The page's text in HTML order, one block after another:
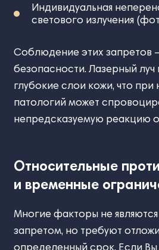
Индивидуальная
светового излучения
Соблюдение этих запретов
безопасности. Лазерный луч
глубокие слои кожи, что при
патологий может
непредсказуемую реакцию
Относительные
и временные
Многие факторы не
запретом, но требуют
определенный срок. Если Вы